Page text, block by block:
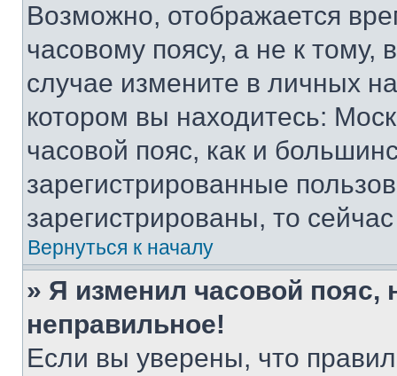
Возможно, отображается
часовому поясу, а не к тому,
случае измените в личных
котором вы находитесь:
часовой пояс, как и
зарегистрированные
зарегистрированы, то
Вернуться к началу
» Я изменил часовой пояс,
неправильное!
Если вы уверены, что